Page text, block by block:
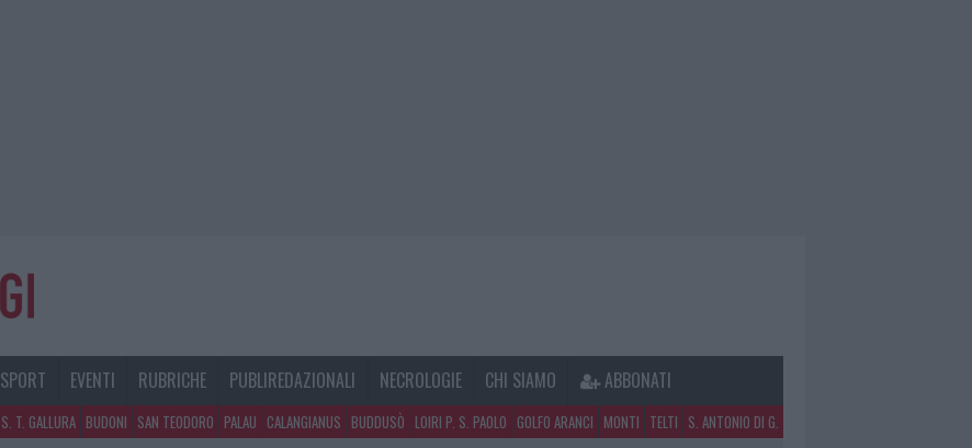
SPORT EVENTI RUBRICHE PUBLIREDAZIONALI NECROLOGIE CHI SIAMO ABBONATI
S. T. GALLURA BUDONI SAN TEODORO PALAU CALANGIANUS BUDDUSÒ LOIRI P. S. PAOLO GOLFO ARANCI MONTI TELTI S. ANTONIO DI G.